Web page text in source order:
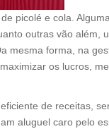
picolé e cola.
outras vão além,
mesma forma, na
os lucros,
de receitas,
aluguel caro pelo